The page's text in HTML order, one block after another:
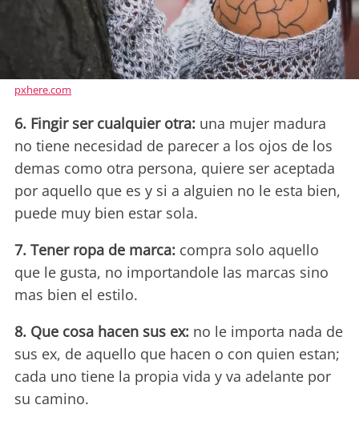
pxhere.com
6. Fingir ser cualquier otra: una mujer madura
no tiene necesidad de parecer a los ojos de los
demas como otra persona, quiere ser aceptada
por aquello que es y si a alguien no le esta bien,
puede muy bien estar sola.
7. Tener ropa de marca: compra solo aquello
que le gusta, no importandole las marcas sino
mas bien el estilo.
8. Que cosa hacen sus ex: no le importa nada de
sus ex, de aquello que hacen o con quien estan;
cada uno tiene la propia vida y va adelante por
su camino.